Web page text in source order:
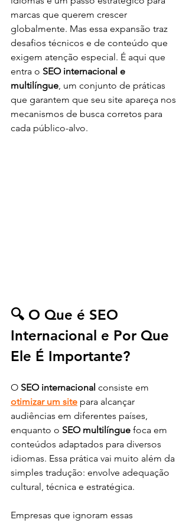
marcas que querem crescer
globalmente. Mas essa expansão traz
desafios técnicos e de conteúdo que
exigem atenção especial. É aqui que
entra o SEO internacional e
multilíngue, um conjunto de práticas
que garantem que seu site apareça nos
mecanismos de busca corretos para
cada público-alvo.
🔍 O Que é SEO
Internacional e Por Que
Ele É Importante?
O SEO internacional consiste em
otimizar um site para alcançar
audiências em diferentes países,
enquanto o SEO multilíngue foca em
conteúdos adaptados para diversos
idiomas. Essa prática vai muito além da
simples tradução: envolve adequação
cultural, técnica e estratégica.
Empresas que ignoram essas